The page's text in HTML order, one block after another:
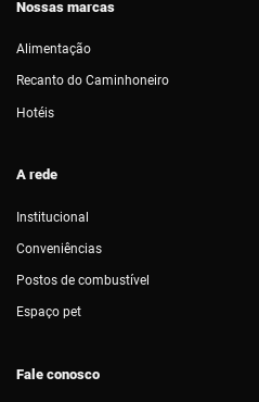
A rede
Institucional
Conveniências
Postos de combustível
Espaço pet
Nossas marcas
Alimentação
Recanto do Caminhoneiro
Hotéis
Fale conosco